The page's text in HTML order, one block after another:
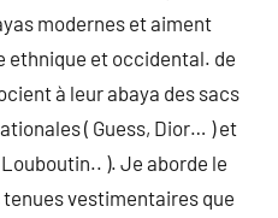
modernes et aiment
ethnique et occidental. de
à leur abaya des sacs
( Guess, Dior… ) et
). Je aborde le
vestimentaires que